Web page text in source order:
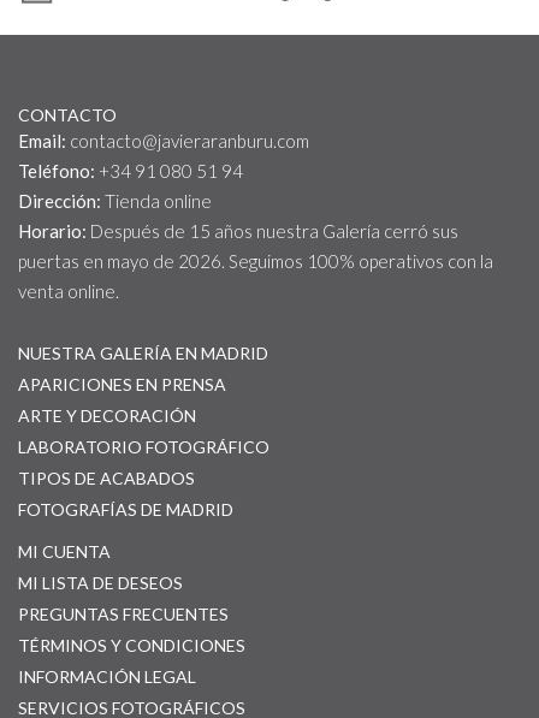
CONTACTO
Email: contacto@javieraranburu.com
Teléfono: +34 91 080 51 94
Dirección: Tienda online
Horario: Después de 15 años nuestra Galería cerró sus
puertas en mayo de 2026. Seguimos 100% operativos con la
venta online.
NUESTRA GALERÍA EN MADRID
APARICIONES EN PRENSA
ARTE Y DECORACIÓN
LABORATORIO FOTOGRÁFICO
TIPOS DE ACABADOS
FOTOGRAFÍAS DE MADRID
MI CUENTA
MI LISTA DE DESEOS
PREGUNTAS FRECUENTES
TÉRMINOS Y CONDICIONES
INFORMACIÓN LEGAL
SERVICIOS FOTOGRÁFICOS